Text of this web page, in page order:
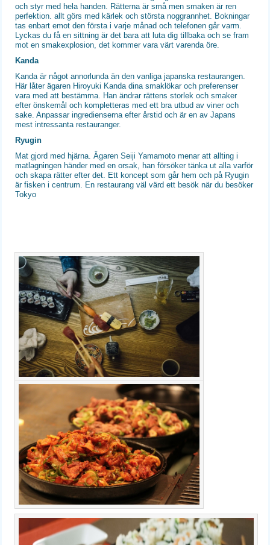
och styr med hela handen. Rätterna är små men smaken är ren
perfektion. allt görs med kärlek och största noggrannhet. Bokningar
tas enbart emot den första i varje månad och telefonen går varm.
Lyckas du få en sittning är det bara att luta dig tillbaka och se fram
mot en smakexplosion, det kommer vara värt varenda öre.
Kanda
Kanda är något annorlunda än den vanliga japanska restaurangen.
Här låter ägaren Hiroyuki Kanda dina smaklökar och preferenser
vara med att bestämma. Han ändrar rättens storlek och smaker
efter önskemål och kompletteras med ett bra utbud av viner och
sake. Anpassar ingredienserna efter årstid och är en av Japans
mest intressanta restauranger.
Ryugin
Mat gjord med hjärna. Ägaren Seiji Yamamoto menar att allting i
matlagningen händer med en orsak, han försöker tänka ut alla varför
och skapa rätter efter det. Ett koncept som går hem och på Ryugin
är fisken i centrum. En restaurang väl värd ett besök när du besöker
Tokyo